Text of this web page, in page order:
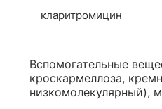
кларитромицин
Вспомогательные
кроскармеллоза,
низкомолекулярный),